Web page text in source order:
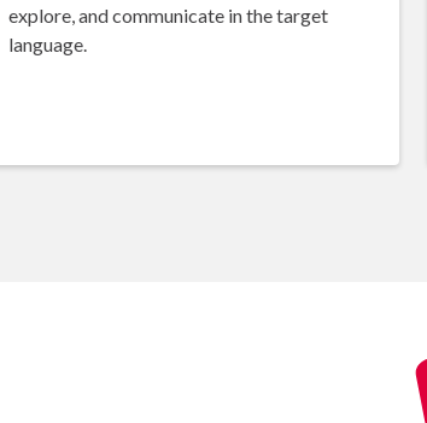
explore, and communicate in the target
language.